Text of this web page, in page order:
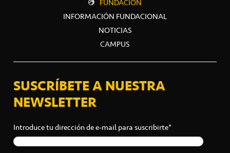
FUNDACIÓN
INFORMACIÓN FUNDACIONAL
NOTICIAS
CAMPUS
SUSCRÍBETE A NUESTRA
NEWSLETTER
Introduce tu dirección de e-mail para suscribirte*